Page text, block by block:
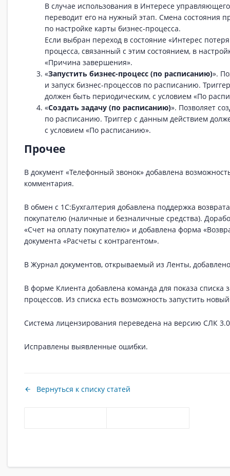
В случае использования в Интересе
переводит его на нужный этап. Смена состояния
по настройке карты бизнес-процесса.
Если выбран переход в состояние «Интерес
процесса, связанный с этим состоянием, в
«Причина завершения».
«Запустить бизнес-процесс (по расписанию)».
и запуск бизнес-процессов по расписанию.
должен быть периодическим, с условием «По
«Создать задачу (по расписанию)». Позволяет
по расписанию. Триггер с данным действием
с условием «По расписанию».
Прочее
В документ «Телефонный звонок» добавлена
комментария.
В обмен с 1C:Бухгалтерия добавлена поддержка
покупателю (наличные и безналичные средства).
«Счет на оплату покупателю» и добавлена форма
документа «Расчеты с контрагентом».
В Журнал документов, открываемый из Ленты,
В форме Клиента добавлена команда для показа
процессов. Из списка есть возможность запустить
Система лицензирования переведена на версию СЛК
Исправлены выявленные ошибки.
Вернуться к списку статей